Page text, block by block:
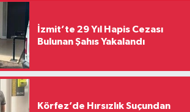
İzmit’te 29 Yıl Hapis Cezası
Bulunan Şahıs Yakalandı
Körfez’de Hırsızlık Suçundan